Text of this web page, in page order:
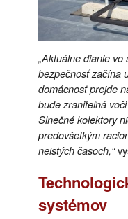
„Aktuálne dianie
bezpečnosť začína
domácnosť prejde
bude zraniteľná
Slnečné kolektory
predovšetkým
neistých časoch,“
systémov